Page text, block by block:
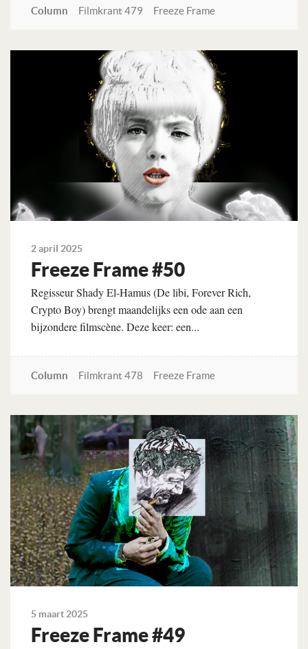
Column Filmkrant 479 Freeze Frame
Lees verder
2 april 2025
Freeze Frame #50
Regisseur Shady El-Hamus (De libi, Forever Rich,
Crypto Boy) brengt maandelijks een ode aan een
bijzondere filmscène. Deze keer: een...
Column Filmkrant 478 Freeze Frame
Lees verder
5 maart 2025
Freeze Frame #49